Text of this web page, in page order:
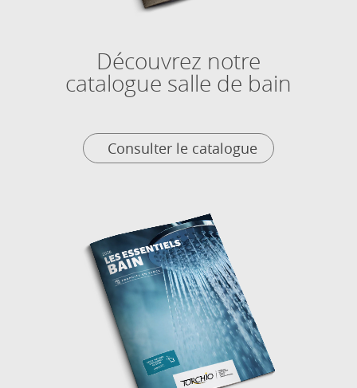
Découvrez notre
catalogue salle de bain
Consulter le catalogue